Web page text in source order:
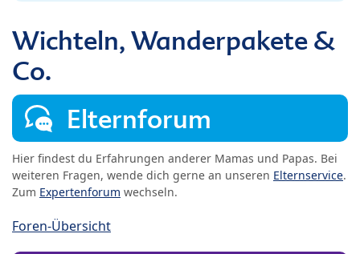
Wichteln, Wanderpakete &
Co.
Elternforum
Hier findest du Erfahrungen anderer Mamas und Papas. Bei
weiteren Fragen, wende dich gerne an unseren Elternservice.
Zum Expertenforum wechseln.
Foren-Übersicht